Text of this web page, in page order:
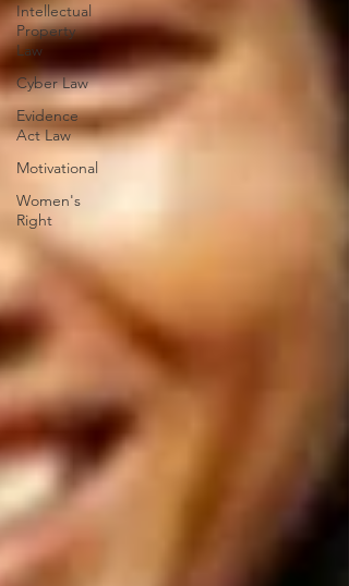
Intellectual
Property
Law
Cyber Law
Evidence
Act Law
Motivational
Women's
Right